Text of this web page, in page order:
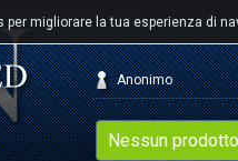
migliorare la tua esperienza di
Nessun
Anonimo